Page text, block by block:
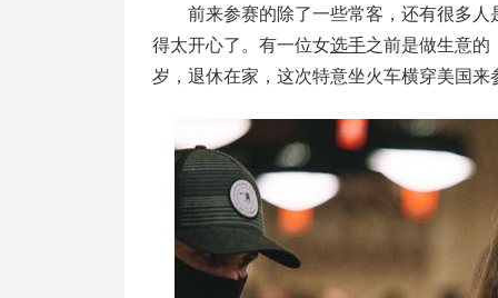
前来参赛的除了一些常客，还有很多
得太开心了。有一位女选手之前是做生意的
岁，退休在家，这次特意坐火车横穿美国来